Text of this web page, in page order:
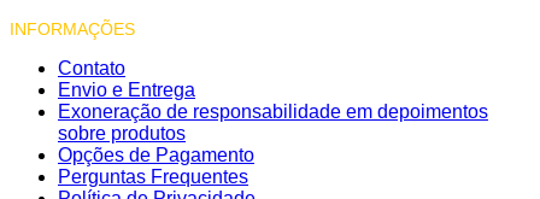
INFORMAÇÕES
Contato
Envio e Entrega
Exoneração de responsabilidade em depoimentos
sobre produtos
Opções de Pagamento
Perguntas Frequentes